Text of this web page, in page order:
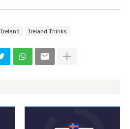
Ireland Ireland Thinks